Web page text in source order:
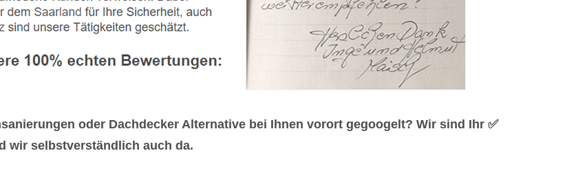
oder Dachdecker Alternative bei Ihnen vorort gegoogelt? Wir sind Ihr ✅
wir selbstverständlich auch da.